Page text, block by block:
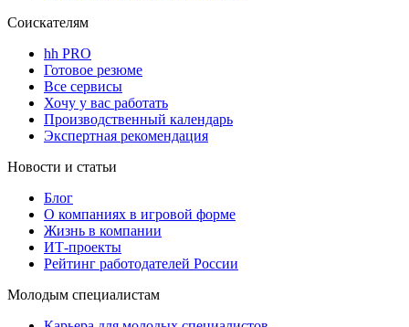
Соискателям
hh PRO
Готовое резюме
Все сервисы
Хочу у вас работать
Производственный календарь
Экспертная рекомендация
Новости и статьи
Блог
О компаниях в игровой форме
Жизнь в компании
ИТ-проекты
Рейтинг работодателей России
Молодым специалистам